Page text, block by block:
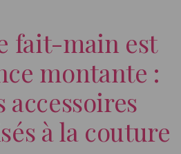
fait-main est
montante :
à la couture